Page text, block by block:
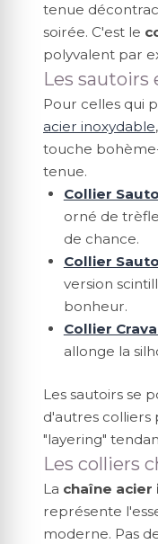
tenue
soirée. C'est le
polyvalent par
Les sautoirs
Pour celles qui
acier inoxydable
touche
tenue.
Collier
orné de
de chance.
Collier
version
bonheur.
Collier
allonge la
Les sautoirs se
d'autres colliers
"layering"
Les colliers
La chaîne
représente
moderne. Pas